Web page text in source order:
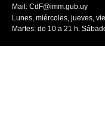
Mail: CdF@imm.gub.uy
Lunes, miércoles, jueves,
Martes: de 10 a 21 h.